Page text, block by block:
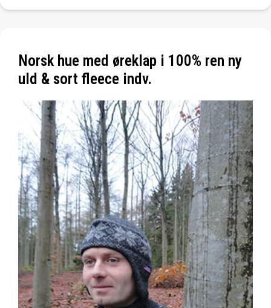
Norsk hue med øreklap i 100% ren ny
uld & sort fleece indv.